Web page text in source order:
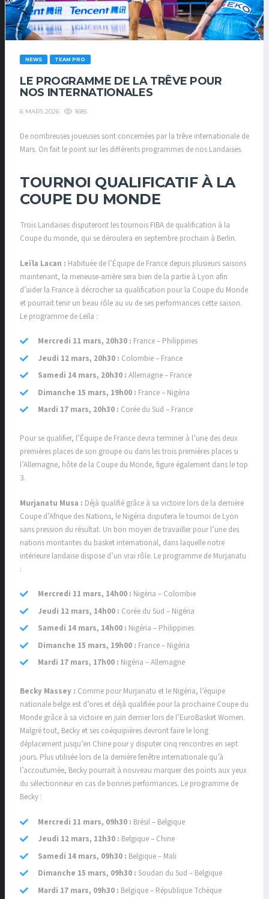
NEWS TEAM PRO
LE PROGRAMME DE LA TRÊVE POUR
NOS INTERNATIONALES
6 MARS 2026 1685
De nombreuses joueuses sont concernées par la trêve internationale de
Mars. On fait le point sur les différents programmes de nos Landaises.
TOURNOI QUALIFICATIF À LA
COUPE DU MONDE
Trois Landaises disputeront les tournois FIBA de qualification à la
Coupe du monde, qui se déroulera en septembre prochain à Berlin.
Leïla Lacan : Habituée de l’Équipe de France depuis plusieurs saisons
maintenant, la meneuse-arrière sera bien de la partie à Lyon afin
d’aider la France à décrocher sa qualification pour la Coupe du Monde
et pourrait tenir un beau rôle au vu de ses performances cette saison.
Le programme de Leïla :
Mercredi 11 mars, 20h30 : France – Philippines
Jeudi 12 mars, 20h30 : Colombie – France
Samedi 14 mars, 20h30 : Allemagne – France
Dimanche 15 mars, 19h00 : France – Nigéria
Mardi 17 mars, 20h30 : Corée du Sud – France
Pour se qualifier, l’Équipe de France devra terminer à l’une des deux
premières places de son groupe ou dans les trois premières places si
l’Allemagne, hôte de la Coupe du Monde, figure également dans le top
3.
Murjanatu Musa : Déjà qualifié grâce à sa victoire lors de la dernière
Coupe d’Afrique des Nations, le Nigéria disputera le tournoi de Lyon
sans pression du résultat. Un bon moyen de travailler pour l’une des
nations montantes du basket international, dans laquelle notre
intérieure landaise dispose d’un vrai rôle. Le programme de Murjanatu
:
Mercredi 11 mars, 14h00 : Nigéria – Colombie
Jeudi 12 mars, 14h00 : Corée du Sud – Nigéria
Samedi 14 mars, 14h00 : Nigéria – Philippines
Dimanche 15 mars, 19h00 : France – Nigéria
Mardi 17 mars, 17h00 : Nigéria – Allemagne
Becky Massey : Comme pour Murjanatu et le Nigéria, l’équipe
nationale belge est d’ores et déjà qualifiée pour la prochaine Coupe du
Monde grâce à sa victoire en juin dernier lors de l’EuroBasket Women.
Malgré tout, Becky et ses coéquipières devront faire le long
déplacement jusqu’en Chine pour y disputer cinq rencontres en sept
jours. Plus utilisée lors de la dernière fenêtre internationale qu’à
l’accoutumée, Becky pourrait à nouveau marquer des points aux yeux
du sélectionneur en cas de bonnes performances. Le programme de
Becky :
Mercredi 11 mars, 09h30 : Brésil – Belgique
Jeudi 12 mars, 12h30 : Belgique – Chine
Samedi 14 mars, 09h30 : Belgique – Mali
Dimanche 15 mars, 09h30 : Soudan du Sud – Belgique
Mardi 17 mars, 09h30 : Belgique – République Tchèque